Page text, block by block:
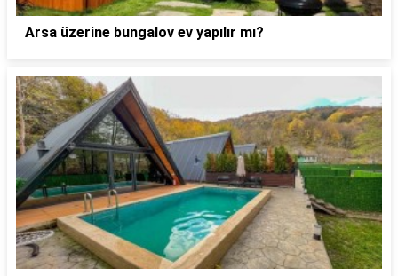
Arsa üzerine bungalov ev yapılır mı?